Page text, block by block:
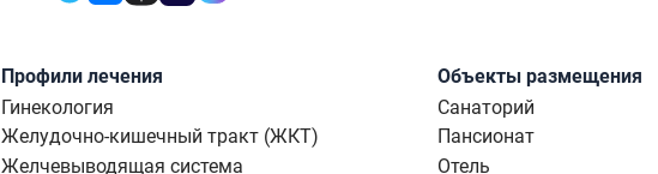
Профили лечения
Гинекология
Желудочно-кишечный тракт (ЖКТ)
Желчевыводящая система
Объекты размещения
Санаторий
Пансионат
Отель